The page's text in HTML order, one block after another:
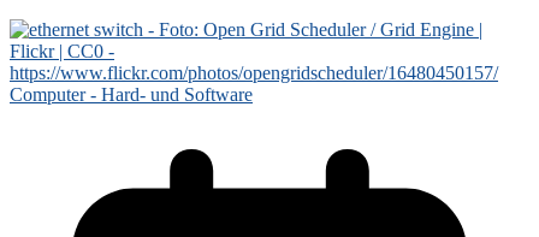
Computer - Hard- und Software